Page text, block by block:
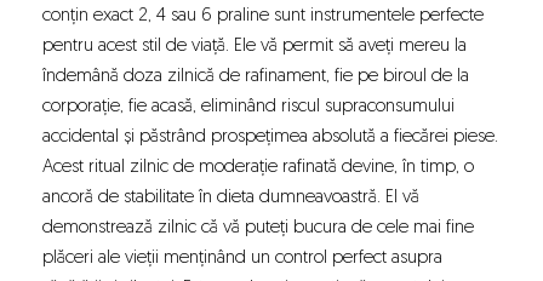
conțin exact 2, 4 sau 6 praline sunt instrumentele perfecte
pentru acest stil de viață. Ele vă permit să aveți mereu la
îndemână doza zilnică de rafinament, fie pe biroul de la
corporație, fie acasă, eliminând riscul supraconsumului
accidental și păstrând prospețimea absolută a fiecărei piese.
Acest ritual zilnic de moderație rafinată devine, în timp, o
ancoră de stabilitate în dieta dumneavoastră. El vă
demonstrează zilnic că vă puteți bucura de cele mai fine
plăceri ale vieții menținând un control perfect asupra